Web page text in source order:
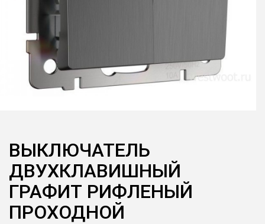
ВЫКЛЮЧАТЕЛЬ
ДВУХКЛАВИШНЫЙ
ГРАФИТ РИФЛЕНЫЙ
ПРОХОДНОЙ